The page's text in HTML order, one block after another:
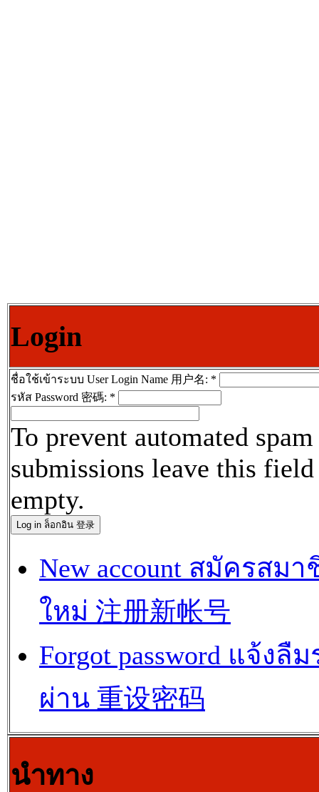
Login
ชื่อใช้เข้าระบบ User Login Name 用户名: *
รหัส Password 密碼: *
To prevent automated spam
submissions leave this field
empty.
New account สมัครสมา
ใหม่ 注册新帐号
Forgot password แจ้งลื
ผ่าน 重设密码
นำทาง